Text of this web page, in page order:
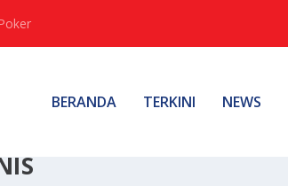
BERANDA TERKINI NEWS